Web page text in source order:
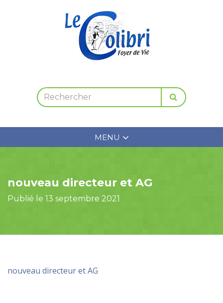
MENU
nouveau directeur et AG
Publié le 13 septembre 2021
nouveau directeur et AG